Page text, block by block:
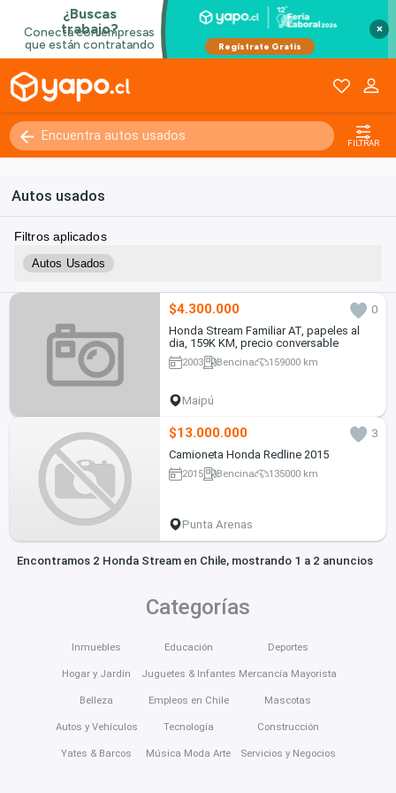
×
FILTRAR
Autos usados
Filtros aplicados
Autos Usados
$4.300.000
0
Honda Stream Familiar AT, papeles al
dia, 159K KM, precio conversable
2003 Bencina 159000 km
Maipú
$13.000.000
3
Camioneta Honda Redline 2015
2015 Bencina 135000 km
Punta Arenas
Encontramos 2 Honda Stream en Chile, mostrando 1 a 2 anuncios
Categorías
Inmuebles
Hogar y Jardín
Belleza
Autos y Vehículos
Yates & Barcos
Educación
Juguetes & Infantes
Empleos en Chile
Tecnología
Música Moda Arte
Deportes
Mercancía Mayorista
Mascotas
Construcción
Servicios y Negocios